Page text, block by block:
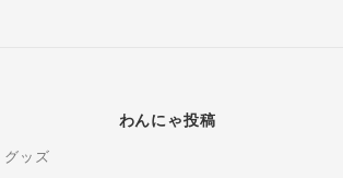
グッズ
わんにゃ投稿